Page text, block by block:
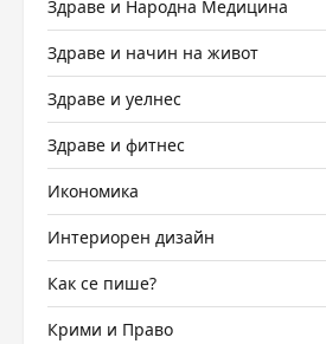
Здраве и Народна Медицина
Здраве и начин на живот
Здраве и уелнес
Здраве и фитнес
Икономика
Интериорен дизайн
Как се пише?
Крими и Право